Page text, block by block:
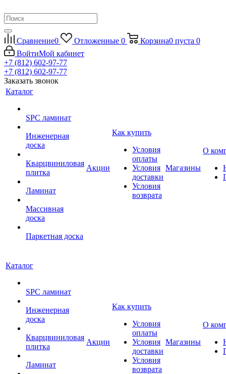
Сравнение0 Отложенные 0 Корзина0 пуста 0
ВойтиМой кабинет
+7 (812) 602-97-77
+7 (812) 602-97-77
Заказать звонок
Каталог
SPC ламинат
Инженерная
доска
Кварцвиниловая
плитка
Ламинат
Массивная
доска
Паркетная доска
Акции
Как купить
Условия
оплаты
Условия
доставки
Условия
возврата
Магазины
О
Каталог
SPC ламинат
Инженерная
доска
Кварцвиниловая
плитка
Ламинат
Акции
Как купить
Условия
оплаты
Условия
доставки
Условия
возврата
Магазины
О